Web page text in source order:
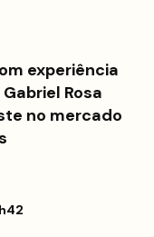
experiência
Rosa
no mercado